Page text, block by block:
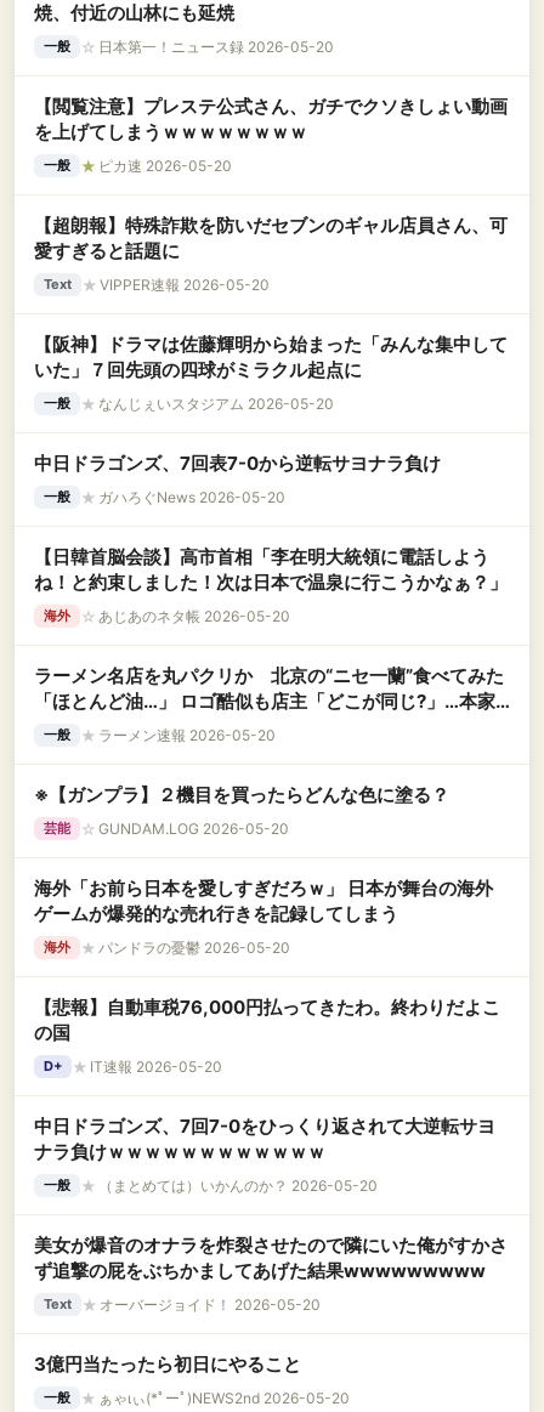
焼、付近の山林にも延焼
一般 ☆ 日本第一！ニュース録 2026-05-20
【閲覧注意】プレステ公式さん、ガチでクソきしょい動画
を上げてしまうｗｗｗｗｗｗｗｗ
一般 ★ ピカ速 2026-05-20
【超朗報】特殊詐欺を防いだセブンのギャル店員さん、可
愛すぎると話題に
Text ★ VIPPER速報 2026-05-20
【阪神】ドラマは佐藤輝明から始まった「みんな集中して
いた」７回先頭の四球がミラクル起点に
一般 ★ なんじぇいスタジアム 2026-05-20
中日ドラゴンズ、7回表7-0から逆転サヨナラ負け
一般 ★ ガハろぐNews 2026-05-20
【日韓首脳会談】高市首相「李在明大統領に電話しよう
ね！と約束しました！次は日本で温泉に行こうかなぁ？」
海外 ☆ あじあのネタ帳 2026-05-20
ラーメン名店を丸パクリか 北京の“ニセ一蘭”食べてみた
「ほとんど油…」 ロゴ酷似も店主「どこが同じ?」…本家
も対応を検討
一般 ★ ラーメン速報 2026-05-20
※【ガンプラ】２機目を買ったらどんな色に塗る？
芸能 ☆ GUNDAM.LOG 2026-05-20
海外「お前ら日本を愛しすぎだろｗ」 日本が舞台の海外
ゲームが爆発的な売れ行きを記録してしまう
海外 ★ パンドラの憂鬱 2026-05-20
【悲報】自動車税76,000円払ってきたわ。終わりだよこ
の国
D+ ★ IT速報 2026-05-20
中日ドラゴンズ、7回7-0をひっくり返されて大逆転サヨ
ナラ負けｗｗｗｗｗｗｗｗｗｗｗｗ
一般 ★ （まとめては）いかんのか？ 2026-05-20
美女が爆音のオナラを炸裂させたので隣にいた俺がすかさ
ず追撃の屁をぶちかましてあげた結果wwwwwwwww
Text ★ オーバージョイド！ 2026-05-20
3億円当たったら初日にやること
一般 ★ ぁゃιぃ(*ﾟーﾟ)NEWS2nd 2026-05-20